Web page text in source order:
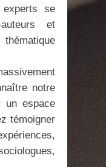
se
et
notre
un espace
témoigner